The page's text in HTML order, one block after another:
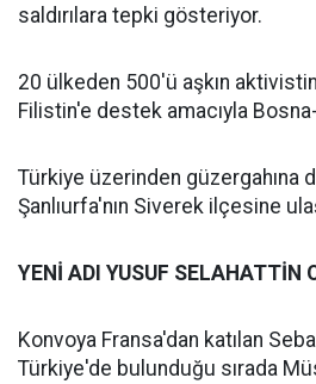
saldırılara tepki gösteriyor.
20 ülkeden 500'ü aşkın aktivistin
Filistin'e destek amacıyla
Türkiye üzerinden güzergahına
Şanlıurfa'nın Siverek ilçesine
YENİ ADI YUSUF SELAHATTİN
Konvoya Fransa'dan katılan
Türkiye'de bulunduğu sırada